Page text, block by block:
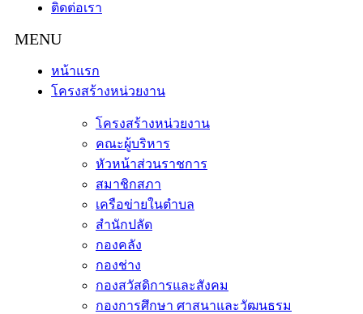
ติดต่อเรา
หน้าแรก
โครงสร้างหน่วยงาน
โครงสร้างหน่วยงาน
คณะผู้บริหาร
หัวหน้าส่วนราชการ
สมาชิกสภา
เครือข่ายในตำบล
สำนักปลัด
กองคลัง
กองช่าง
กองสวัสดิการและสังคม
กองการศึกษา ศาสนาและวัฒนธรม